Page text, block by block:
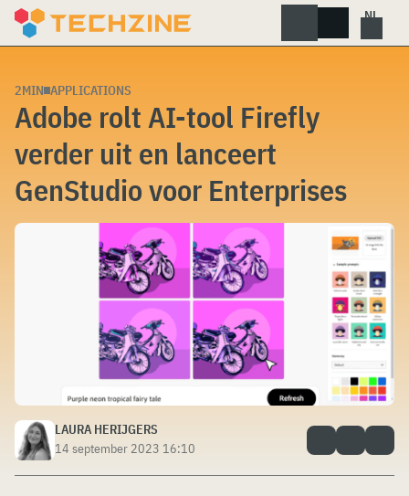
Skip
2MIN APPLICATIONS
Adobe rolt AI-tool Firefly
verder uit en lanceert
GenStudio voor Enterprises
LAURA HERIJGERS
14 september 2023 16:10